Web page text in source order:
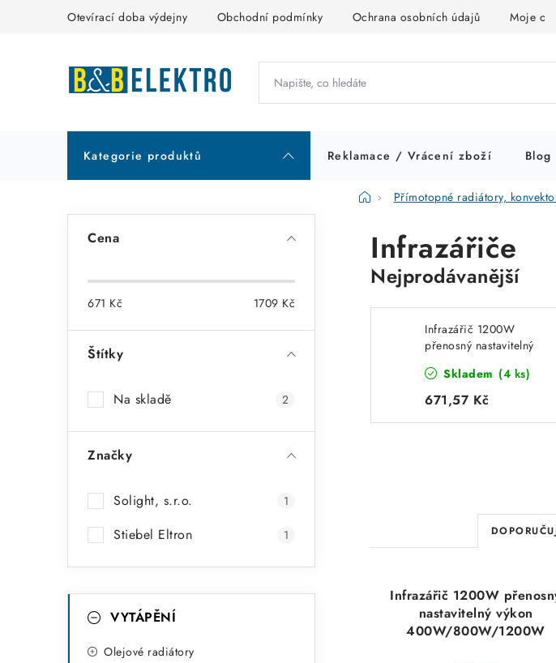
Otevírací doba výdejny Obchodní podmínky Ochrana osobních údajů Moje
Kategorie produktů Reklamace / Vrácení zboží Blog
DomůPřímotopné radiátory,
t
n
n
e
Cena
671 Kč 1709 Kč
Štítky
Na skladě 2
Značky
Solight, s.r.o. 1
Stiebel Eltron 1
kategorieVYTÁPĚNÍ
Olejové radiátory
Infrazářiče
Nejprodávanější
Infrazářič 1200W
přenosný nastavitelný
400W/800W/1200W
otáčení 90° Solight
IR01
Skladem (4 ks)
671,57 Kč
Ř
a
z
e
Infrazářič 1200W
nastavitelný výkon
400W/800W/1200W